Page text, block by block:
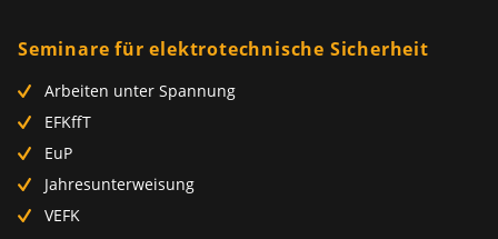
Seminare für elektrotechnische Sicherheit
Arbeiten unter Spannung
EFKffT
EuP
Jahresunterweisung
VEFK